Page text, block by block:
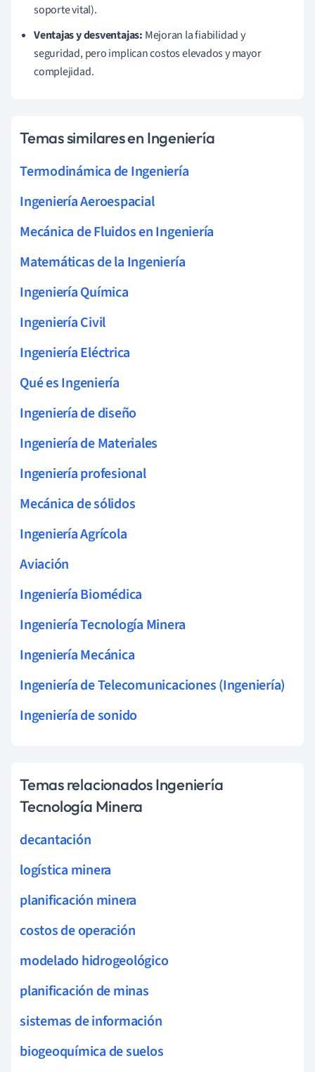
soporte vital).
Ventajas y desventajas: Mejoran la fiabilidad y
seguridad, pero implican costos elevados y mayor
complejidad.
Temas similares en Ingeniería
Termodinámica de Ingeniería
Ingeniería Aeroespacial
Mecánica de Fluidos en Ingeniería
Matemáticas de la Ingeniería
Ingeniería Química
Ingeniería Civil
Ingeniería Eléctrica
Qué es Ingeniería
Ingeniería de diseño
Ingeniería de Materiales
Ingeniería profesional
Mecánica de sólidos
Ingeniería Agrícola
Aviación
Ingeniería Biomédica
Ingeniería Tecnología Minera
Ingeniería Mecánica
Ingeniería de Telecomunicaciones (Ingeniería)
Ingeniería de sonido
Temas relacionados Ingeniería
Tecnología Minera
decantación
logística minera
planificación minera
costos de operación
modelado hidrogeológico
planificación de minas
sistemas de información
biogeoquímica de suelos